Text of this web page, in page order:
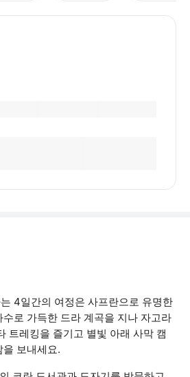
4일간의 여정은 사프란으로 유명한
로 가득한 드라 계곡을 지나 자고라
트레킹을 즐기고 별빛 아래 사막 캠
보내세요.